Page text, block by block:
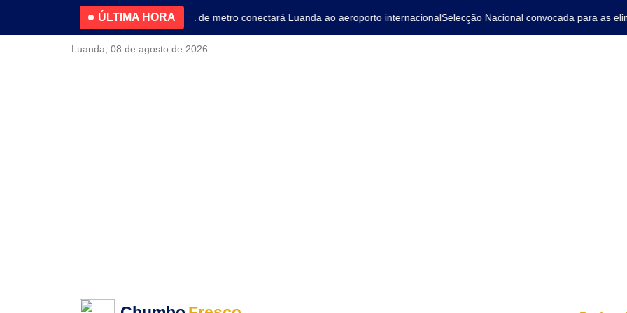
ÚLTIMA HORA
4.2% no primeiro trimestreNova linha de metro conectará Luanda ao aeroporto internacionalSelecção Nacional convocada para as
Luanda, 08 de agosto de 2026